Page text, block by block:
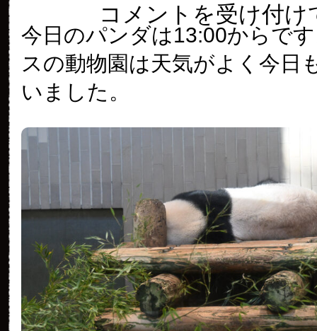
今
日
の
パ
ン
ダ
（3093
日
目）
は
コメントを受け付け
今日のパンダは13:00からで
スの動物園は天気がよく今日
いました。